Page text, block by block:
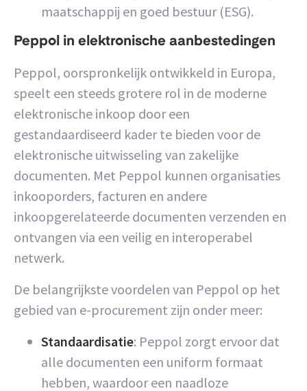
maatschappij en goed bestuur (ESG).
Peppol in elektronische aanbestedingen
Peppol, oorspronkelijk ontwikkeld in Europa,
speelt een steeds grotere rol in de moderne
elektronische inkoop door een
gestandaardiseerd kader te bieden voor de
elektronische uitwisseling van zakelijke
documenten. Met Peppol kunnen organisaties
inkooporders, facturen en andere
inkoopgerelateerde documenten verzenden en
ontvangen via een veilig en interoperabel
netwerk.
De belangrijkste voordelen van Peppol op het
gebied van e-procurement zijn onder meer:
Standaardisatie: Peppol zorgt ervoor dat
alle documenten een uniform formaat
hebben, waardoor een naadloze